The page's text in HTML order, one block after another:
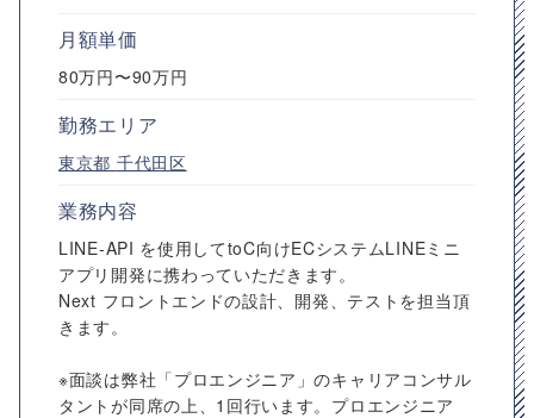
月額単価
80万円〜90万円
勤務エリア
東京都 千代田区
業務内容
LINE-API を使用してtoC向けECシステムLINEミニ
アプリ開発に携わっていただきます。
Next フロントエンドの設計、開発、テストを担当頂
きます。
※面談は弊社「プロエンジニア」のキャリアコンサル
タントが同席の上、1回行います。プロエンジニア